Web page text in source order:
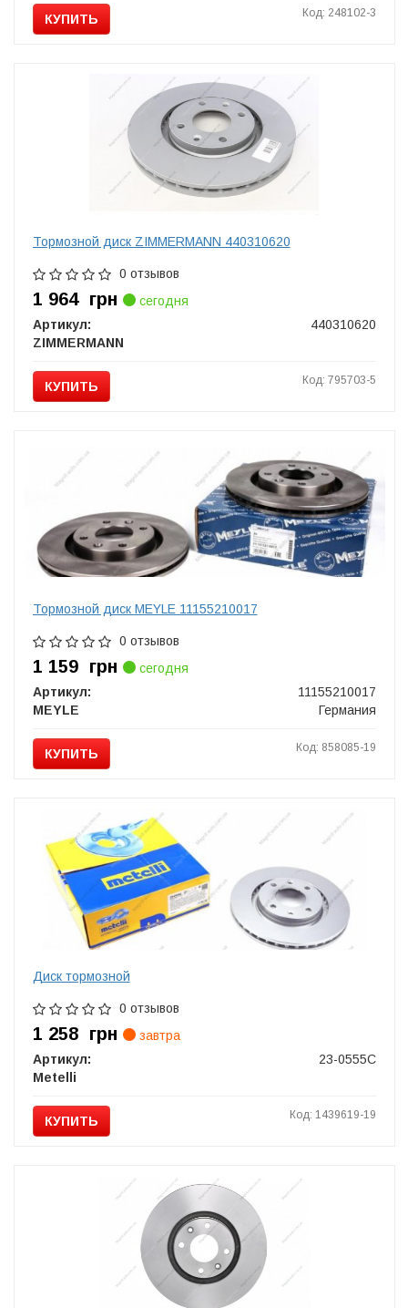
КУПИТЬ Код: 248102-3
Тормозной диск ZIMMERMANN 440310620
0 отзывов
1 964 грн
сегодня
Артикул:
440310620
ZIMMERMANN
КУПИТЬ Код: 795703-5
Тормозной диск MEYLE 11155210017
0 отзывов
1 159 грн
сегодня
Артикул:
11155210017
MEYLE
Германия
КУПИТЬ Код: 858085-19
Диск тормозной
0 отзывов
1 258 грн
завтра
Артикул:
23-0555C
Metelli
КУПИТЬ Код: 1439619-19